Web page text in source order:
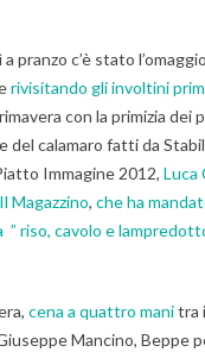
pranzo c’è stato l’omaggio
rivisitando gli involtini
con la primizia dei
del calamaro fatti da
Immagine 2012, Luca
Magazzino, che ha
” riso, cavolo e
cena a quattro manitra
Mancino, Beppe